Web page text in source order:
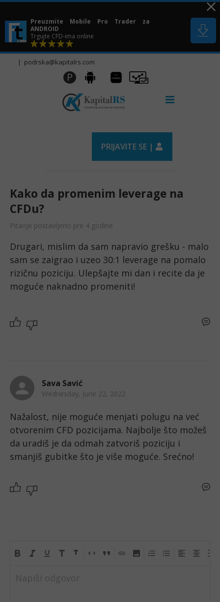
Skip
content Preuzmite Mobile Pro Trader za
ANDROID
Trgujte CFD-ima online
| podrska@kapitalrs.com
P Android
Huawei
AppGallery
Pro
Trader
PRIJAVITE SE |
Kako da promenim leverage na
CFDu?
Pitanje postavljeno pre 4 godine
Drugari, mislim da sam napravio grešku - malo
sam se zaigrao i uzeo 30:1 leverage na pomalo
rizičnu poziciju. Ulepšajte mi dan i recite da je
moguće naknadno promeniti!
Sava Savić
Wednesday, June 22, 2022
Nažalost, nije moguće menjati polugu na već
otvorenim CFD pozicijama. Najbolje što možeš
da uradiš je da odmah zatvoriš poziciju i
smanjiš gubitke što je više moguće. Srećno!
Napiši odgovor